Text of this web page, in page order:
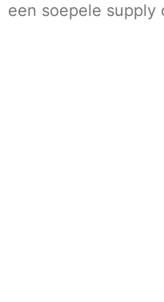
een soepele supply